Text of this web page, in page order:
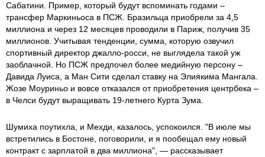
Сабатини. Пример, который будут вспоминать годами –
трансфер Маркиньоса в ПСЖ. Бразильца приобрели за 4,5
миллиона и через 12 месяцев проводили в Париж, получив 35
миллионов. Учитывая тенденции, сумма, которую озвучил
спортивный директор джалло-росси, не выглядела такой уж
заоблачной. Но ПСЖ предпочел более медийную персону –
Давида Луиса, а Ман Сити сделал ставку на Элиякима Мангала.
Жозе Моуриньо и вовсе отказался от приобретения центрбека –
в Челси будут выращивать 19-летнего Курта Зума.
Шумиха поутихла, и Мехди, казалось, успокоился. "В июле мы
встретились в Бостоне, поговорили, и я пообещал ему новый
контракт с зарплатой в два миллиона", — рассказывает